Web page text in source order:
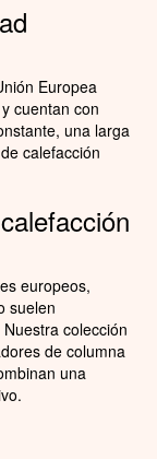
Europea
cuentan con
una larga
calefacción
europeos,
suelen
colección
de columna
una